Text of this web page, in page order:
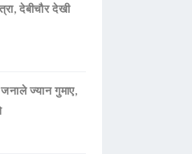
देबीचौर देखी
ज्यान गुमाए,